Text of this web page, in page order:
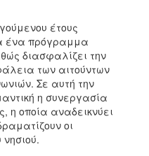
έτους
ένα πρόγραμμα
διασφαλίζει την
των αιτούντων
Σε αυτή την
η συνεργασία
η οποία αναδεικνύει
οι